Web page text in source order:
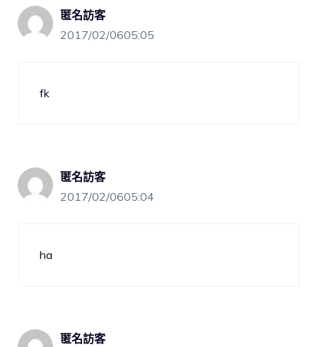
匿名訪客
2017/02/0605:05
fk
匿名訪客
2017/02/0605:04
ha
匿名訪客